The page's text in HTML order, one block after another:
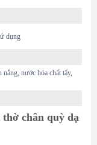
dụng
nước hóa chất tẩy,
chân quỳ dạ